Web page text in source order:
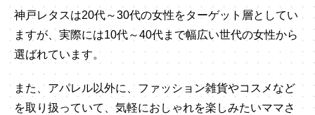
神戸レタスは20代～30代の女性をターゲット層としてい
ますが、実際には10代～40代まで幅広い世代の女性から
選ばれています。
また、アパレル以外に、ファッション雑貨やコスメなど
を取り扱っていて、気軽におしゃれを楽しみたいママさ